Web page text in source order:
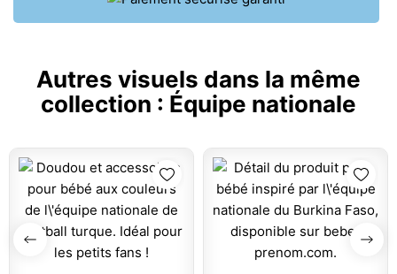
Autres visuels dans la même
collection : Équipe nationale